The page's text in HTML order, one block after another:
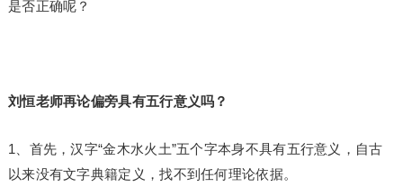
是否正确呢？
刘恒老师再论偏旁具有五行意义吗？
1、首先，汉字“金木水火土”五个字本身不具有五行意义，自古
以来没有文字典籍定义，找不到任何理论依据。